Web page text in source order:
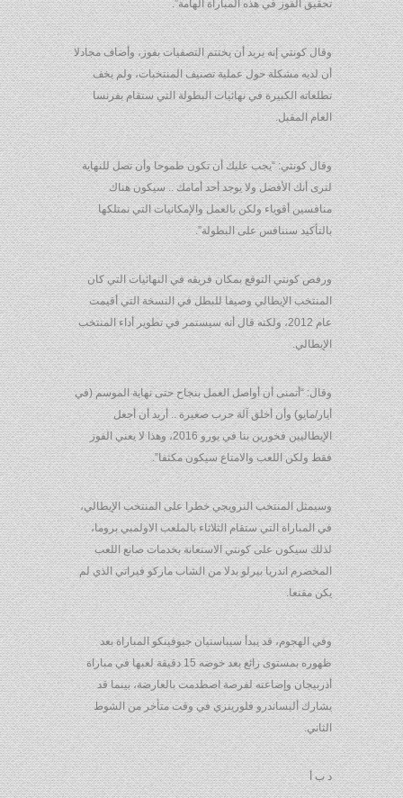
تحقيق الفوز في هذه المباراة الهامة”.
وقال كونتي إنه يريد أن يختتم التصفيات بفوز، وأضاف مجادلا
أن لديه مشكلة حول عملية تصنيف المنتخبات، ولم يخف
تطلعاته الكبيرة في نهائيات البطولة التي ستقام بفرنسا
العام المقبل.
وقال كونتي: “يجب عليك أن تكون طموحا وأن تصل للنهاية
لترى أنك الأفضل ولا يوجد أحد أمامك .. سيكون هناك
منافسين أقوياء ولكن بالعمل والإمكانيات التي نمتلكها
بالتأكيد سننافس على البطولة”.
ورفض كونتي التوقع بمكان فريقه في النهائيات التي كان
المنتخب الإيطالي وصيفا للبطل في النسخة التي أقيمت
عام 2012، ولكنه قال أنه سيستمر في تطوير أداء المنتخب
الإيطالي.
وقال: “أتمنى أن أواصل العمل بنجاح حتى نهاية الموسم (في
أيار/مايو) وأن أخلق آلة حرب صغيرة .. أريد أن أجعل
الإيطاليين فخورين بنا في يورو 2016، وهذا لا يعني الفوز
فقط ولكن اللعب والامتاع سيكون مكثفا”.
وسيمثل المنتخب النرويجي خطرا على المنتخب الإيطالي،
في المباراة التي ستقام الثلاثاء بالملعب الاولمبي بروما،
لذلك سيكون على كونتي الاستعانة بخدمات صانع اللعب
المخضرم اندريا بيرلو بدلا من الشاب ماركو فيراتي الذي لم
يكن مقنعا.
وفي الهجوم، قد يبدأ سيباستيان جيوفينكو المباراة بعد
ظهوره بمستوى رائع بعد خوضه 15 دقيقة لعبها في مباراة
أذربيجان وإضاعته لفرصة اصطدمت بالعارضة، بينما قد
يشارك أليساندرو فلورينزي في وقت متأخر من الشوط
الثاني.
د ب أ